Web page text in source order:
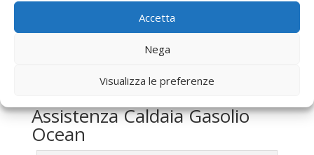
Accetta
Nega
Visualizza le preferenze
LA TUA CALDAIA
Assistenza Caldaia Gasolio
Ocean